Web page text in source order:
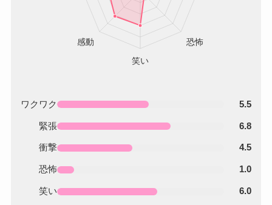
ワクワク 5.5
緊張 6.8
衝撃 4.5
恐怖 1.0
笑い 6.0